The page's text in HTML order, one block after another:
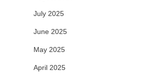
July 2025
June 2025
May 2025
April 2025